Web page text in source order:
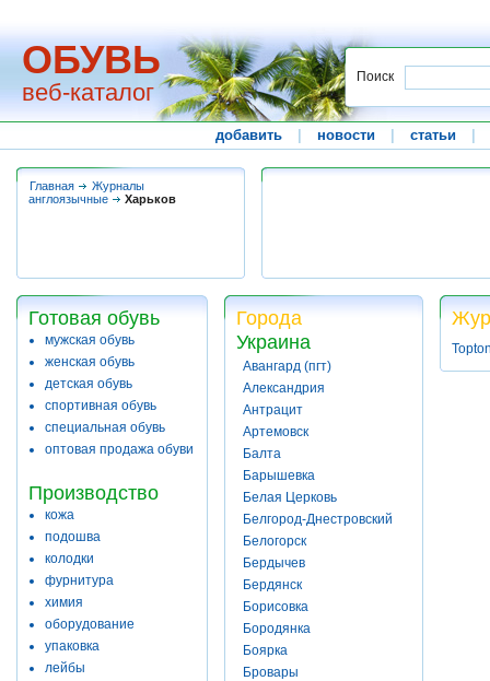
ОБУВЬ
веб-каталог
Поиск
добавить новости статьи
Главная
Журналы
англоязычные
Харьков
Готовая обувь
мужская обувь
женская обувь
детская обувь
спортивная обувь
специальная обувь
оптовая продажа обуви
Производство
кожа
подошва
колодки
фурнитура
химия
оборудование
упаковка
лейбы
Города
Украина
Авангард (пгт)
Александрия
Антрацит
Артемовск
Балта
Барышевка
Белая Церковь
Белгород-Днестровский
Белогорск
Бердычев
Бердянск
Борисовка
Бородянка
Боярка
Бровары